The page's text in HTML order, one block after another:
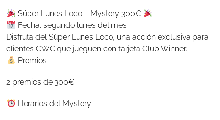
Súper Lunes Loco – Mystery 300€
Fecha: segundo lunes del mes
Disfruta del Súper Lunes Loco, una acción exclusiva para
clientes CWC que jueguen con tarjeta Club Winner.
Premios
2 premios de 300€
Horarios del Mystery